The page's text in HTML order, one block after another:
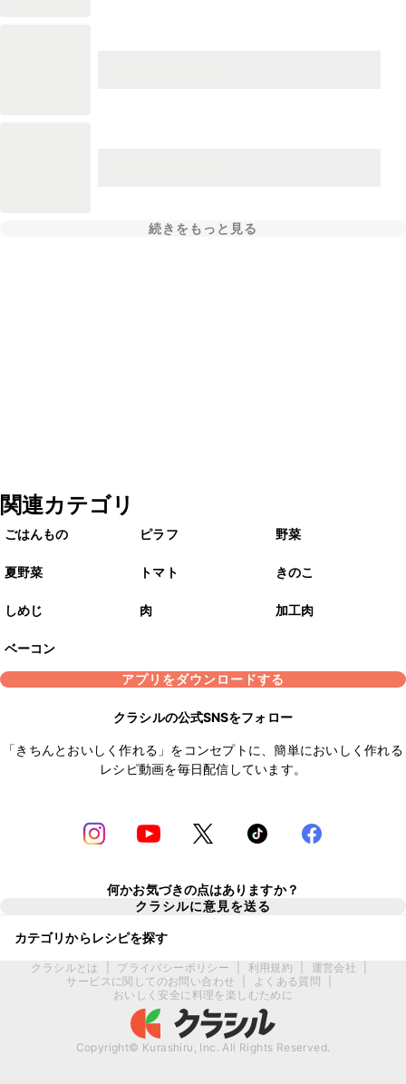
続きをもっと見る
関連カテゴリ
ごはんもの ピラフ 野菜
夏野菜 トマト きのこ
しめじ 肉 加工肉
ベーコン
アプリをダウンロードする
クラシルの公式SNSをフォロー
「きちんとおいしく作れる」をコンセプトに、簡単においしく作れる
レシピ動画を毎日配信しています。
何かお気づきの点はありますか？
クラシルに意見を送る
カテゴリからレシピを探す
クラシルとは プライバシーポリシー 利用規約 運営会社
サービスに関してのお問い合わせ
よくある質問
おいしく安全に料理を楽しむために
Copyright© Kurashiru, Inc. All Rights Reserved.